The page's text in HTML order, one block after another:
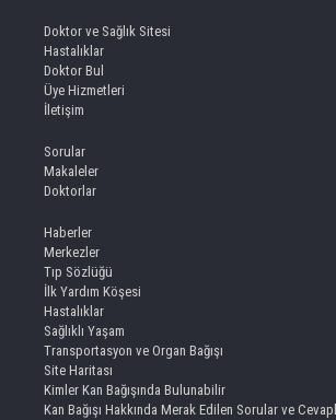
Doktor ve Sağlık Sitesi
Hastalıklar
Doktor Bul
Üye Hizmetleri
İletişim
Sorular
Makaleler
Doktorlar
Haberler
Merkezler
Tıp Sözlüğü
İlk Yardım Köşesi
Hastalıklar
Sağlıklı Yaşam
Transportasyon ve Organ Bağışı
Site Haritası
Kimler Kan Bağışında Bulunabilir
Kan Bağışı Hakkında Merak Edilen Sorular ve